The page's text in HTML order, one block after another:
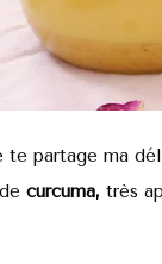
te partage ma
curcuma, très